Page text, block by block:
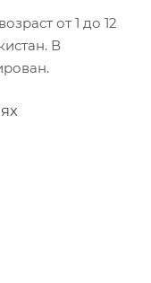
от 1 до 12
В